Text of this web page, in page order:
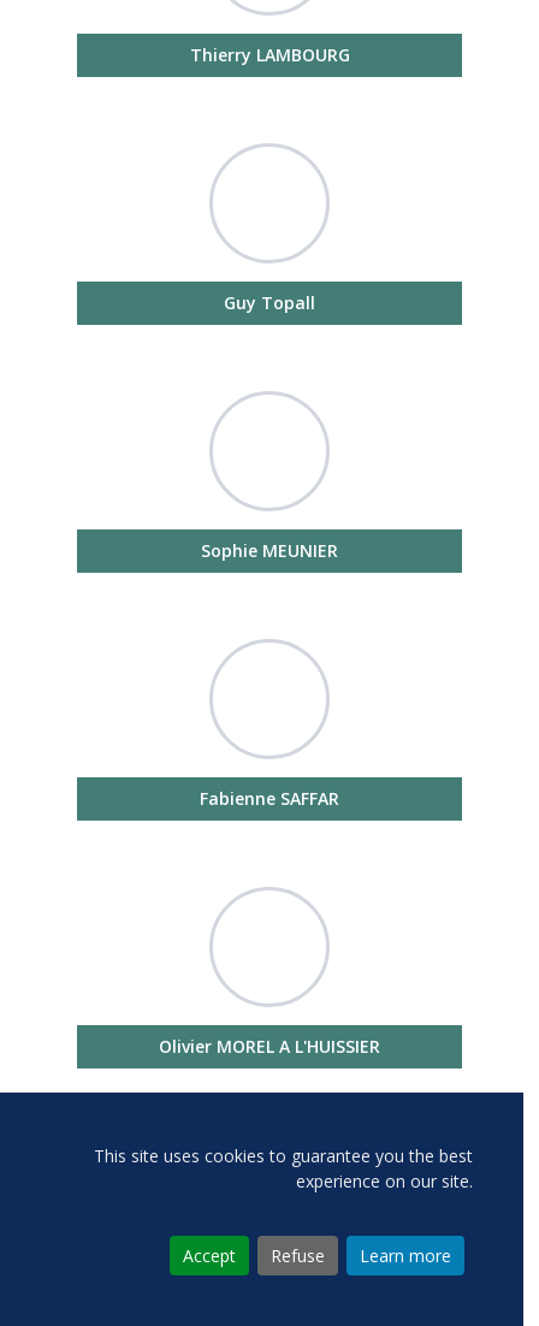
This site uses cookies to guarantee you the best
experience on our site.
Accept Refuse Learn more
Thierry LAMBOURG
Guy Topall
Sophie MEUNIER
Fabienne SAFFAR
Olivier MOREL A L'HUISSIER